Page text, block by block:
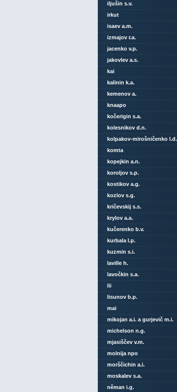
iljušin s.v.
irkut
isaev a.m.
izmajov r.a.
jacenko v.p.
jakovlev a.s.
kai
kalinin k.a.
kemenov a.
knaapo
kočerigin s.a.
kolesnikov d.n.
kolpakov-mirošničenko l.d.
komta
kopejkin a.n.
koroljov s.p.
kostikov a.g.
kozlov s.g.
kričevskij s.s.
krylov a.a.
kučerenko b.v.
kurbala l.p.
kuzmin s.i.
laville h.
lavočkin s.a.
lii
lisunov b.p.
mai
mikojan a.i. a gurjevič m.i.
michelson n.g.
mjasiščev v.m.
molnija npo
morščichin a.i.
moskalev s.a.
něman i.g.